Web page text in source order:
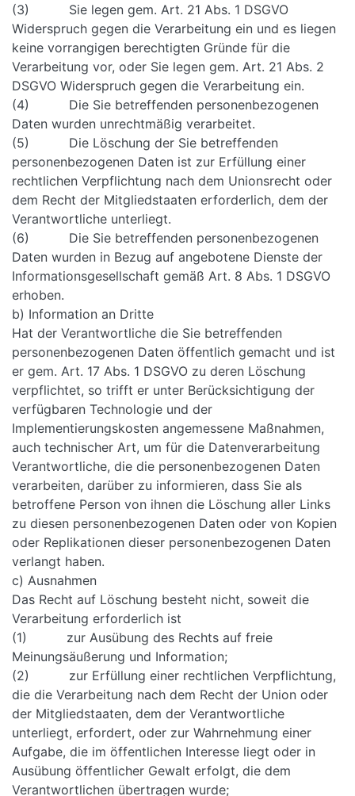
(3) Sie legen gem. Art. 21 Abs. 1 DSGVO
Widerspruch gegen die Verarbeitung ein und es liegen
keine vorrangigen berechtigten Gründe für die
Verarbeitung vor, oder Sie legen gem. Art. 21 Abs. 2
DSGVO Widerspruch gegen die Verarbeitung ein.
(4) Die Sie betreffenden personenbezogenen
Daten wurden unrechtmäßig verarbeitet.
(5) Die Löschung der Sie betreffenden
personenbezogenen Daten ist zur Erfüllung einer
rechtlichen Verpflichtung nach dem Unionsrecht oder
dem Recht der Mitgliedstaaten erforderlich, dem der
Verantwortliche unterliegt.
(6) Die Sie betreffenden personenbezogenen
Daten wurden in Bezug auf angebotene Dienste der
Informationsgesellschaft gemäß Art. 8 Abs. 1 DSGVO
erhoben.
b) Information an Dritte
Hat der Verantwortliche die Sie betreffenden
personenbezogenen Daten öffentlich gemacht und ist
er gem. Art. 17 Abs. 1 DSGVO zu deren Löschung
verpflichtet, so trifft er unter Berücksichtigung der
verfügbaren Technologie und der
Implementierungskosten angemessene Maßnahmen,
auch technischer Art, um für die Datenverarbeitung
Verantwortliche, die die personenbezogenen Daten
verarbeiten, darüber zu informieren, dass Sie als
betroffene Person von ihnen die Löschung aller Links
zu diesen personenbezogenen Daten oder von Kopien
oder Replikationen dieser personenbezogenen Daten
verlangt haben.
c) Ausnahmen
Das Recht auf Löschung besteht nicht, soweit die
Verarbeitung erforderlich ist
(1) zur Ausübung des Rechts auf freie
Meinungsäußerung und Information;
(2) zur Erfüllung einer rechtlichen Verpflichtung,
die die Verarbeitung nach dem Recht der Union oder
der Mitgliedstaaten, dem der Verantwortliche
unterliegt, erfordert, oder zur Wahrnehmung einer
Aufgabe, die im öffentlichen Interesse liegt oder in
Ausübung öffentlicher Gewalt erfolgt, die dem
Verantwortlichen übertragen wurde;